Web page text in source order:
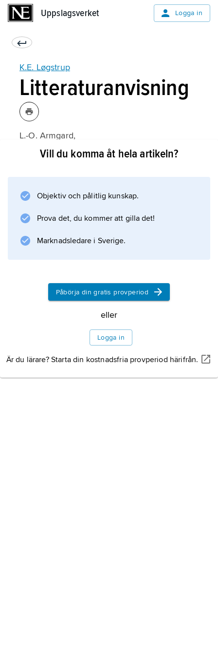
Uppslagsverket Logga in
K.E. Løgstrup
Litteraturanvisning
L.-O. Armgard,
Antropologi: Problem i K.E. Løgstrups
Information om artikeln
Vill du komma åt hela artikeln?
Objektiv och pålitlig kunskap.
Prova det, du kommer att gilla det!
Marknadsledare i Sverige.
Påbörja din gratis provperiod
eller
Logga in
Är du lärare? Starta din kostnadsfria provperiod härifrån.